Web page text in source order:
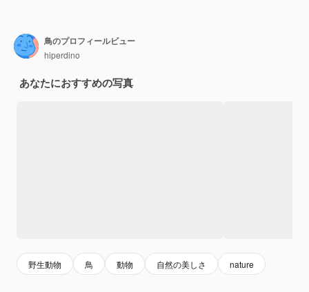
鳥のプロフィールビュー
hiperdino
あなたにおすすめの写真
野生動物 鳥 動物 自然の美しさ nature